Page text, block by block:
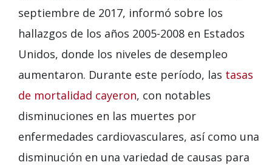
septiembre de 2017, informó sobre los
hallazgos de los años 2005-2008 en Estados
Unidos, donde los niveles de desempleo
aumentaron. Durante este período, las tasas
de mortalidad cayeron, con notables
disminuciones en las muertes por
enfermedades cardiovasculares, así como una
disminución en una variedad de causas para